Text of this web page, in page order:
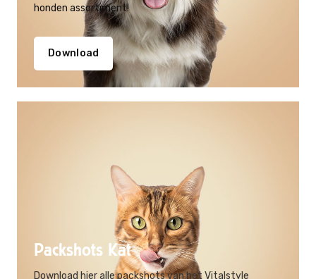
honden assortiment!
Download
Packshots Kat
Download hier alle packshots van het Vitalstyle